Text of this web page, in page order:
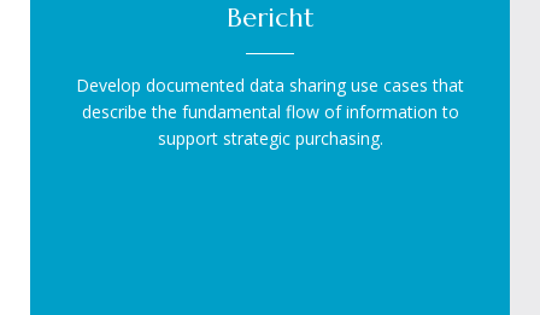
Bericht
Develop documented data sharing use cases that
describe the fundamental flow of information to
support strategic purchasing.